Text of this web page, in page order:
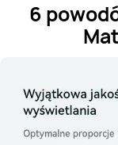
6